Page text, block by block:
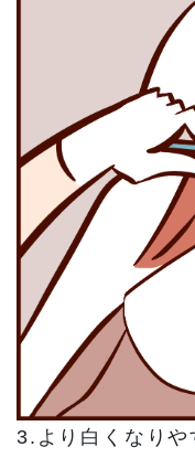
3.より白くなり